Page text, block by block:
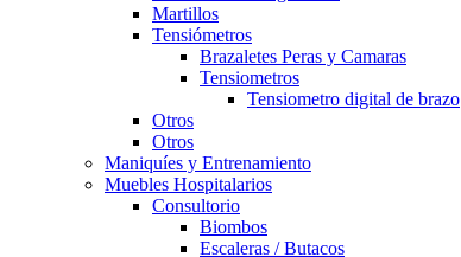
Martillos
Tensiómetros
Brazaletes Peras y Camaras
Tensiometros
Tensiometro digital de brazo
Otros
Otros
Maniquíes y Entrenamiento
Muebles Hospitalarios
Consultorio
Biombos
Escaleras / Butacos